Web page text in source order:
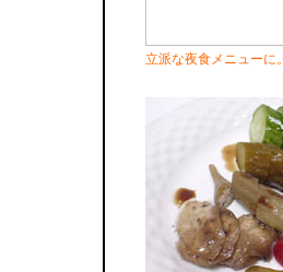
立派な夜食メニューに。